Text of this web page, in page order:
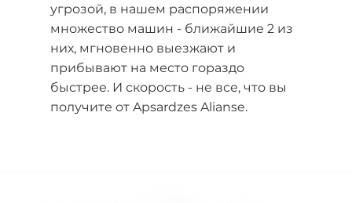
угрозой, в нашем распоряжении
множество машин - ближайшие 2 из
них, мгновенно выезжают и
прибывают на место гораздо
быстрее. И скорость - не все, что вы
получите от Apsardzes Alianse.